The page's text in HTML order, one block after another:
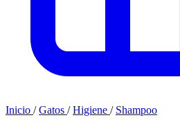
Inicio / Gatos / Higiene / Shampoo